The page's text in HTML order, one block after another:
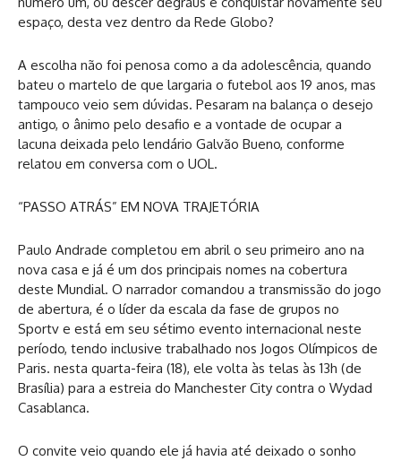
espaço, desta vez dentro da Rede Globo?
A escolha não foi penosa como a da adolescência, quando
bateu o martelo de que largaria o futebol aos 19 anos, mas
tampouco veio sem dúvidas. Pesaram na balança o desejo
antigo, o ânimo pelo desafio e a vontade de ocupar a
lacuna deixada pelo lendário Galvão Bueno, conforme
relatou em conversa com o UOL.
“PASSO ATRÁS” EM NOVA TRAJETÓRIA
Paulo Andrade completou em abril o seu primeiro ano na
nova casa e já é um dos principais nomes na cobertura
deste Mundial. O narrador comandou a transmissão do jogo
de abertura, é o líder da escala da fase de grupos no
Sportv e está em seu sétimo evento internacional neste
período, tendo inclusive trabalhado nos Jogos Olímpicos de
Paris. nesta quarta-feira (18), ele volta às telas às 13h (de
Brasília) para a estreia do Manchester City contra o Wydad
Casablanca.
O convite veio quando ele já havia até deixado o sonho